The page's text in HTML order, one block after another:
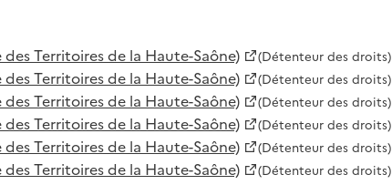
Territoires de la Haute-Saône)
(Détenteur des droits)
Territoires de la Haute-Saône) (Détenteur des droits)
Territoires de la Haute-Saône) (Détenteur des droits)
Territoires de la Haute-Saône) (Détenteur des droits)
Territoires de la Haute-Saône) (Détenteur des droits)
Territoires de la Haute-Saône) (Détenteur des droits)